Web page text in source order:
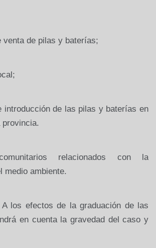
venta de pilas y baterías;
introducción de las pilas y baterías en
relacionados con la
medio ambiente.
A los efectos de la graduación de las
en cuenta la gravedad del caso y